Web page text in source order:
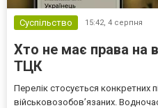
Суспільство 15:42, 4 серпня
Хто не має права на
ТЦК
Перелік стосується конкретних
військовозобов’язаних.